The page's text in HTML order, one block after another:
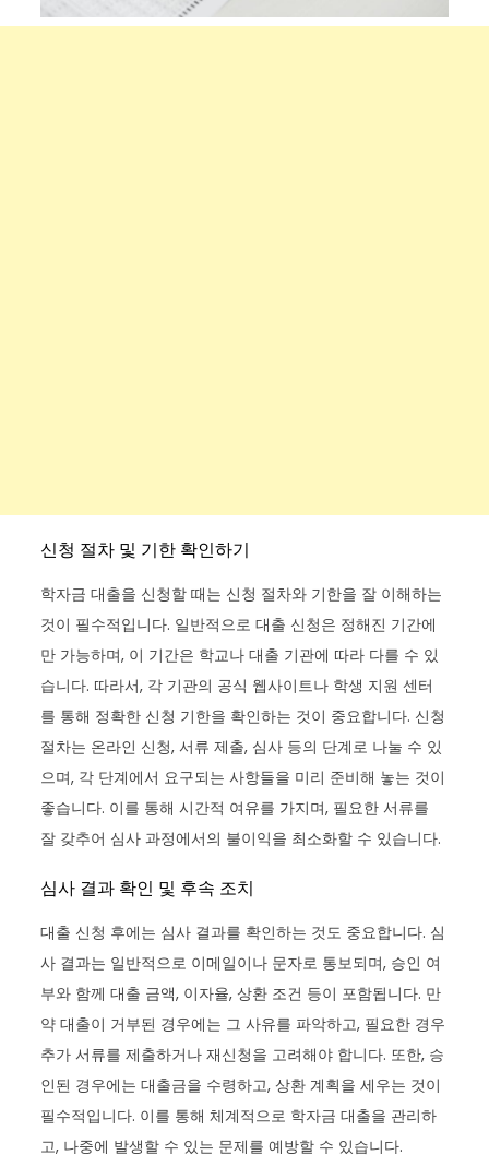
신청 절차 및 기한 확인하기
학자금 대출을 신청할 때는 신청 절차와 기한을 잘 이해하는
것이 필수적입니다. 일반적으로 대출 신청은 정해진 기간에
만 가능하며, 이 기간은 학교나 대출 기관에 따라 다를 수 있
습니다. 따라서, 각 기관의 공식 웹사이트나 학생 지원 센터
를 통해 정확한 신청 기한을 확인하는 것이 중요합니다. 신청
절차는 온라인 신청, 서류 제출, 심사 등의 단계로 나눌 수 있
으며, 각 단계에서 요구되는 사항들을 미리 준비해 놓는 것이
좋습니다. 이를 통해 시간적 여유를 가지며, 필요한 서류를
잘 갖추어 심사 과정에서의 불이익을 최소화할 수 있습니다.
심사 결과 확인 및 후속 조치
대출 신청 후에는 심사 결과를 확인하는 것도 중요합니다. 심
사 결과는 일반적으로 이메일이나 문자로 통보되며, 승인 여
부와 함께 대출 금액, 이자율, 상환 조건 등이 포함됩니다. 만
약 대출이 거부된 경우에는 그 사유를 파악하고, 필요한 경우
추가 서류를 제출하거나 재신청을 고려해야 합니다. 또한, 승
인된 경우에는 대출금을 수령하고, 상환 계획을 세우는 것이
필수적입니다. 이를 통해 체계적으로 학자금 대출을 관리하
고, 나중에 발생할 수 있는 문제를 예방할 수 있습니다.